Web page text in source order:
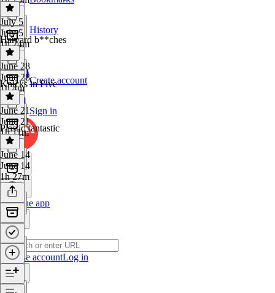
History
Create account
Sign in
Get the app
Create accountLog in
July 5
July 5
1h 24m
Harvard b**ches
June 28
June 28
1h 4m
Knicks in Five
June 21
June 21
1h 11m
Plastic fantastic
June 14
June 14
1h 27m